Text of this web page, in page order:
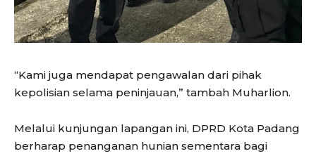
“Kami juga mendapat pengawalan dari pihak
kepolisian selama peninjauan,” tambah Muharlion.
Melalui kunjungan lapangan ini, DPRD Kota Padang
berharap penanganan hunian sementara bagi